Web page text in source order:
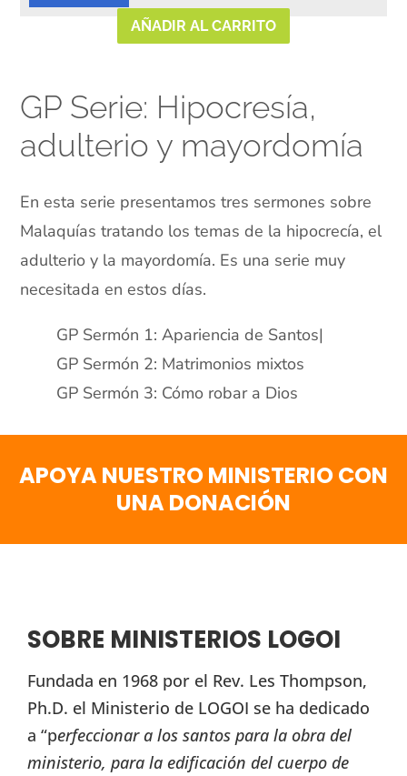
AÑADIR AL CARRITO
GP Serie: Hipocresía,
adulterio y mayordomía
En esta serie presentamos tres sermones sobre
Malaquías tratando los temas de la hipocrecía, el
adulterio y la mayordomía. Es una serie muy
necesitada en estos días.
GP Sermón 1: Apariencia de Santos|
GP Sermón 2: Matrimonios mixtos
GP Sermón 3: Cómo robar a Dios
APOYA NUESTRO MINISTERIO CON
UNA DONACIÓN
SOBRE MINISTERIOS LOGOI
Fundada en 1968 por el Rev. Les Thompson,
Ph.D. el Ministerio de LOGOI se ha dedicado
a “perfeccionar a los santos para la obra del
ministerio, para la edificación del cuerpo de